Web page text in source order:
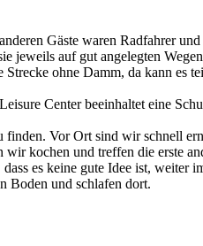
Gäste waren Radfahrer
jeweils auf gut angelegten
ohne Damm, da kann es
Center beeinhaltet eine
Vor Ort sind wir schnell
kochen und treffen die erste
es keine gute Idee ist,
Boden und schlafen dort.